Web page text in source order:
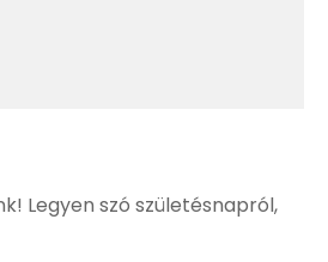
Legyen szó születésnapról,